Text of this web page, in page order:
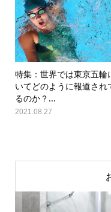
特集：世界では東京五輪
いてどのように報道され
るのか？...
2021.08.27